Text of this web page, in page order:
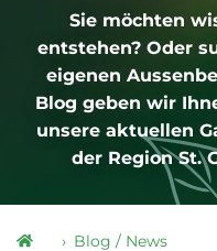
Sie möchten
entstehen? Oder
eigenen
Blog geben wir
unsere aktuellen
der Region St.
Blog / News